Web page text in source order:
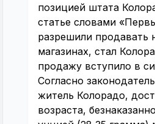
позицией штата
статье словами
разрешили продавать
магазинах, стал
продажу вступило в
Согласно
житель Колорадо,
возраста,